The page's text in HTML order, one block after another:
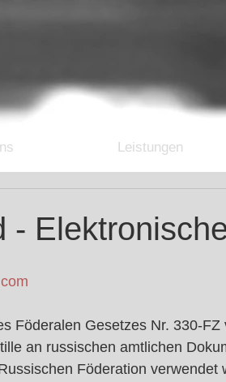
Leistungen
-
Föderalen Gesetzes Nr. 330-
an russischen amtlichen
Föderation verwendet